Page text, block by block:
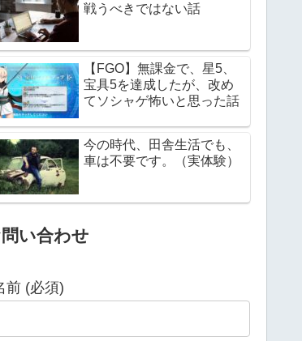
戦うべきではない話
【FGO】無課金で、星5、
宝具5を達成したが、改め
てソシャゲ怖いと思った話
今の時代、田舎生活でも、
車は不要です。（実体験）
い合わせ
前 (必須)